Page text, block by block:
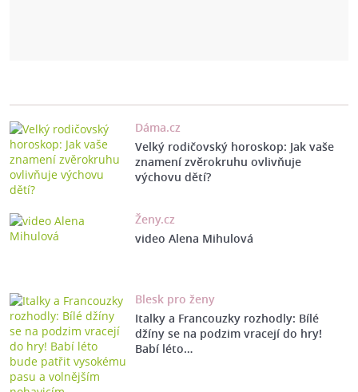
Dáma.cz
Velký rodičovský horoskop: Jak vaše
znamení zvěrokruhu ovlivňuje
výchovu dětí?
Ženy.cz
video Alena Mihulová
Blesk pro ženy
Italky a Francouzky rozhodly: Bílé
džíny se na podzim vracejí do hry!
Babí léto…